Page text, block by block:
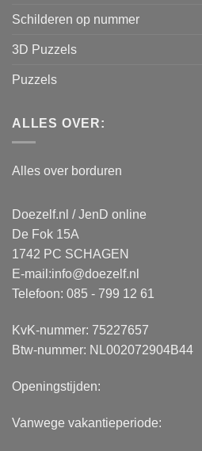
Schilderen op nummer
3D Puzzels
Puzzels
ALLES OVER:
Alles over borduren
Doezelf.nl / JenD online
De Fok 15A
1742 PC SCHAGEN
E-mail:info@doezelf.nl
Telefoon: 085 - 799 12 61
KvK-nummer: 75227657
Btw-nummer: NL002072904B44
Openingstijden:
Vanwege vakantieperiode: